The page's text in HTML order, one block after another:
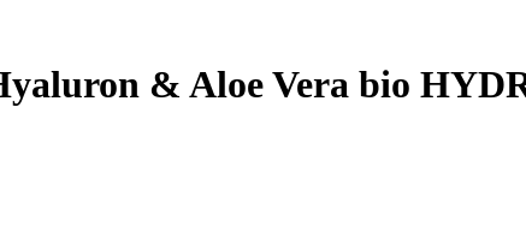
& Aloe Vera bio